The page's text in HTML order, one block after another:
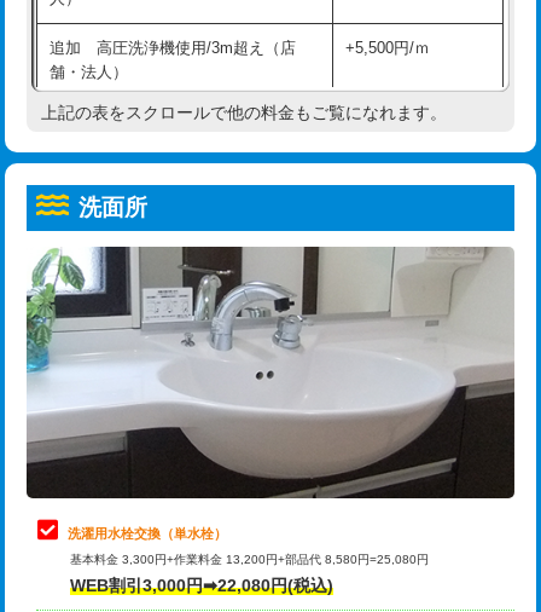
コンクリート斫り（厚さ10㎝超え）
モルタル補修（厚さ10㎝まで） 27,500円
モルタル補修（厚さ10㎝超え） 38,500円
洗面台設置 38,500円
追加人工
廃棄・処分 現場見積
※給水管工事は20mmまでの価格です。
給水管工事※（ホール加工)
給水管工事※（バンド止め) 3,300円
給水管工事※（支持金具設置) 5,500円
給水管工事※（保温材使用（バンド止
め込み）)
5,500円
給水管工事※（土の掘削・埋め戻し作
業)
11,000円
給水管工事※（塩ビ管（VP・HI）使
用/3ｍまで)
33,000円
給水管工事※（塩ビ管（VP・HI）使
用（追加）/3ｍ超え)
給水管工事※（ライニング鋼管・銅
管・ポリ管・HT管使用/3ｍまで)
44,000円
給水管工事※（ライニング鋼管・銅
管・ポリ管・HT管使用/3ｍ超え)
排水管工事（土の掘削・埋め戻し作
追加 高圧洗浄機使用/3m超え（店
舗・法人）
+5,500円/ｍ
高度高圧洗浄換 現地調査
トーラー機使用/3mまで
追加トーラー機使用/3m超え +3,300円
カメラ調査 33,000円
桝清掃
止水・漏水調査・防水処理・清掃・修
理・調整・分解・加工など（軽作業）
11,000円
止水・漏水調査・防水処理・清掃・修
理・調整・分解・加工など（中作業）
22,000円
止水・漏水調査・防水処理・清掃・修
理・調整・分解・加工など（重作業）
33,000円
上記の表をスクロールで他の料金もご覧になれます。
洗面所
洗濯用水栓交換（単水栓）
基本料金 3,300円+作業料金 13,200円+部品代 8,580円=25,080円
WEB割引3,000円➡22,080円(税込)